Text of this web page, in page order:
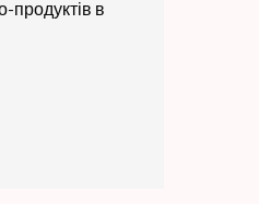
продуктів в